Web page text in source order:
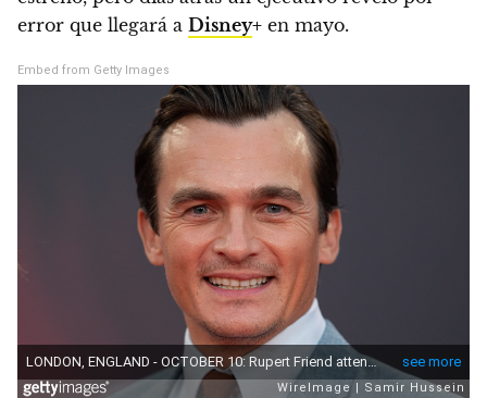
error que llegará a Disney+ en mayo.
Embed from Getty Images